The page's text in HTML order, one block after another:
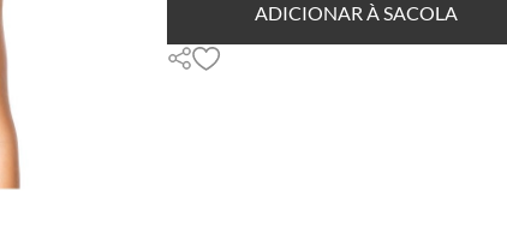
ADICIONAR À SACOLA